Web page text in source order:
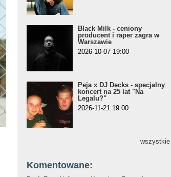
Black Milk - ceniony
producent i raper zagra w
Warszawie
2026-10-07 19:00
Peja x DJ Decks - specjalny
koncert na 25 lat "Na
Legalu?"
2026-11-21 19:00
wszystkie
Komentowane: